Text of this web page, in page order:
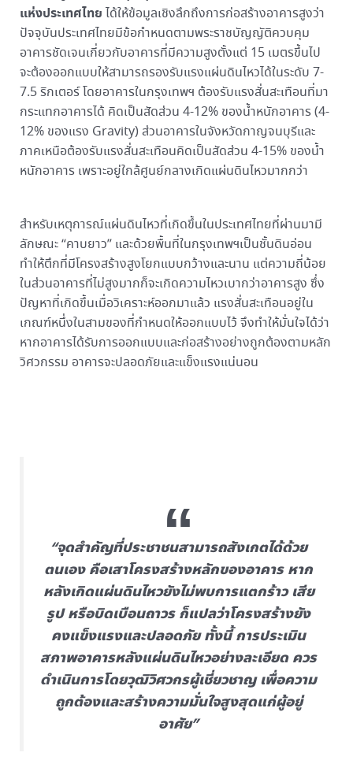
แห่งประเทศไทย ได้ให้ข้อมูลเชิงลึกถึงการก่อสร้างอาคารสูงว่า
ปัจจุบันประเทศไทยมีข้อกำหนดตามพระราชบัญญัติควบคุม
อาคารชัดเจนเกี่ยวกับอาคารที่มีความสูงตั้งแต่ 15 เมตรขึ้นไป
จะต้องออกแบบให้สามารถรองรับแรงแผ่นดินไหวได้ในระดับ 7-
7.5 ริกเตอร์ โดยอาคารในกรุงเทพฯ ต้องรับแรงสั่นสะเทือนที่มา
กระแทกอาคารได้ คิดเป็นสัดส่วน 4-12% ของน้ำหนักอาคาร (4-
12% ของแรง Gravity) ส่วนอาคารในจังหวัดกาญจนบุรีและ
ภาคเหนือต้องรับแรงสั่นสะเทือนคิดเป็นสัดส่วน 4-15% ของน้ำ
หนักอาคาร เพราะอยู่ใกล้ศูนย์กลางเกิดแผ่นดินไหวมากกว่า
สำหรับเหตุการณ์แผ่นดินไหวที่เกิดขึ้นในประเทศไทยที่ผ่านมามี
ลักษณะ “คาบยาว” และด้วยพื้นที่ในกรุงเทพฯเป็นชั้นดินอ่อน
ทำให้ตึกที่มีโครงสร้างสูงโยกแบบกว้างและนาน แต่ความถี่น้อย
ในส่วนอาคารที่ไม่สูงมากก็จะเกิดความไหวเบากว่าอาคารสูง ซึ่ง
ปัญหาที่เกิดขึ้นเมื่อวิเคราะห์ออกมาแล้ว แรงสั่นสะเทือนอยู่ใน
เกณฑ์หนึ่งในสามของที่กำหนดให้ออกแบบไว้ จึงทำให้มั่นใจได้ว่า
หากอาคารได้รับการออกแบบและก่อสร้างอย่างถูกต้องตามหลัก
วิศวกรรม อาคารจะปลอดภัยและแข็งแรงแน่นอน
“จุดสำคัญที่ประชาชนสามารถสังเกตได้ด้วย
ตนเอง คือเสาโครงสร้างหลักของอาคาร หาก
หลังเกิดแผ่นดินไหวยังไม่พบการแตกร้าว เสีย
รูป หรือบิดเบือนถาวร ก็แปลว่าโครงสร้างยัง
คงแข็งแรงและปลอดภัย ทั้งนี้ การประเมิน
สภาพอาคารหลังแผ่นดินไหวอย่างละเอียด ควร
ดำเนินการโดยวุฒิวิศวกรผู้เชี่ยวชาญ เพื่อความ
ถูกต้องและสร้างความมั่นใจสูงสุดแก่ผู้อยู่
อาศัย”